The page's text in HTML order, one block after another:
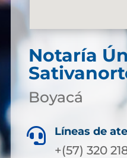
Notaría
Boyacá
 Líneas de
+(57) 320